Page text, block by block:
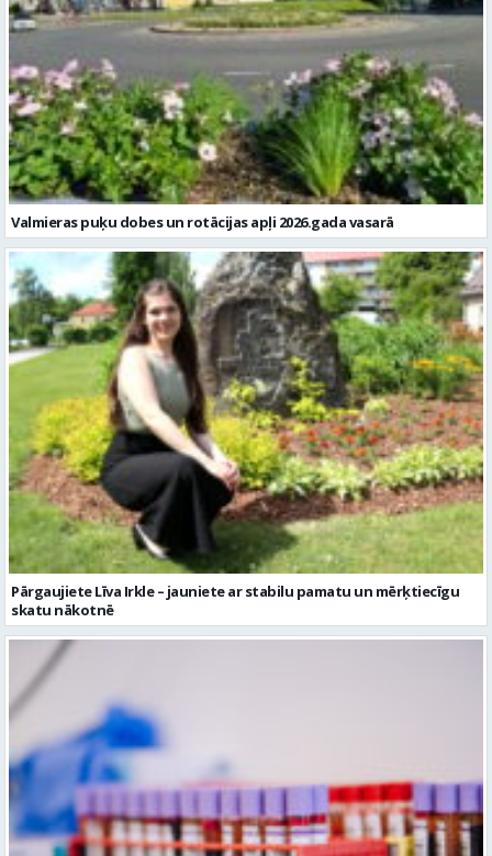
Valmieras puķu dobes un rotācijas apļi 2026.gada vasarā
Pārgaujiete Līva Irkle – jauniete ar stabilu pamatu un mērķtiecīgu
skatu nākotnē